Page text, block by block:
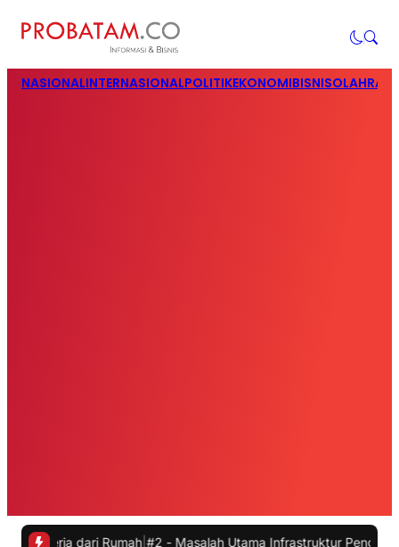
NASIONALINTERNASIONALPOLITIKEKONOMIBISNIS
dari Rumah |#2 -Masalah Utama Infrastruktur Pengisian Daya